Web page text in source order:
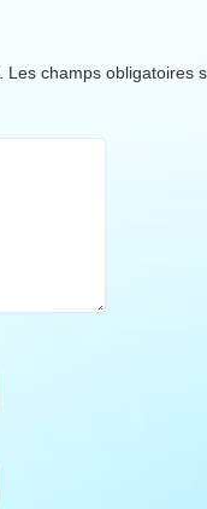
Les champs obligatoires